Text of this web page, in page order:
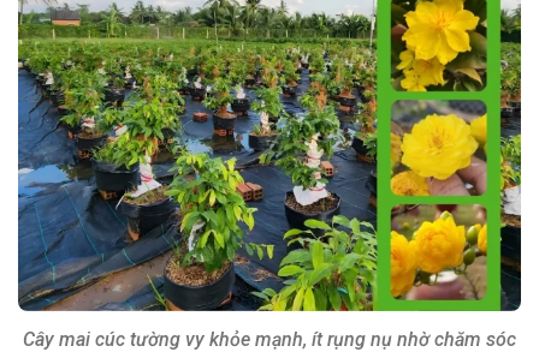
Cây mai cúc tường vy khỏe mạnh, ít rụng nụ nhờ chăm sóc